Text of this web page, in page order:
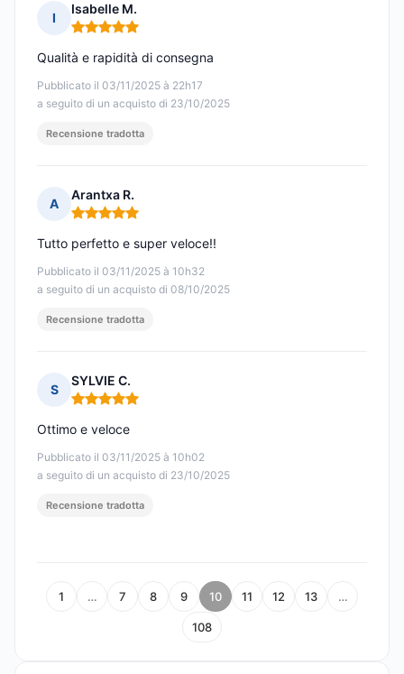
I
Isabelle M.
Nota: 5 su 5
Pubblicato il 03/11/2025 à 22h17
a seguito di un acquisto di 23/10/2025
Qualità e rapidità di consegna
Recensione tradotta
A
Arantxa R.
Nota: 5 su 5
Pubblicato il 03/11/2025 à 10h32
a seguito di un acquisto di 08/10/2025
Tutto perfetto e super veloce!!
Recensione tradotta
S
SYLVIE C.
Nota: 5 su 5
Pubblicato il 03/11/2025 à 10h02
a seguito di un acquisto di 23/10/2025
Ottimo e veloce
Recensione tradotta
1 … 7 8 9 10 11 12 13 …
108